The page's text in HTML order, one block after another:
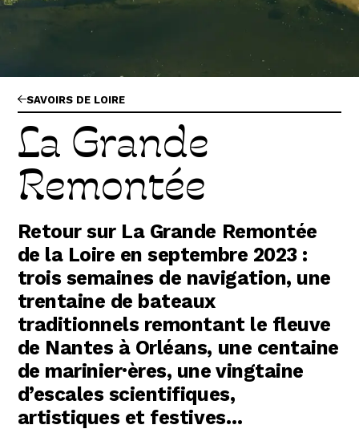
SAVOIRS DE LOIRE
La Grande
Remontée
Retour sur La Grande Remontée
de la Loire en septembre 2023 :
trois semaines de navigation, une
trentaine de bateaux
traditionnels remontant le fleuve
de Nantes à Orléans, une centaine
de marinier·ères, une vingtaine
d’escales scientifiques,
artistiques et festives…
Abonnez-vous !
La Newsletter
Les dernières nouvelles du Val de Loire
patrimoine mondial délivrées directement